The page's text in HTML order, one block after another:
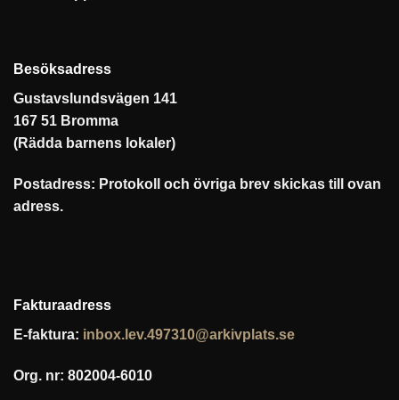
Besöksadress
Gustavslundsvägen 141
167 51 Bromma
(Rädda barnens lokaler)
Postadress: Protokoll och övriga brev skickas till ovan
adress.
Fakturaadress
E-faktura: inbox.lev.497310@arkivplats.se
Org. nr: 802004-6010